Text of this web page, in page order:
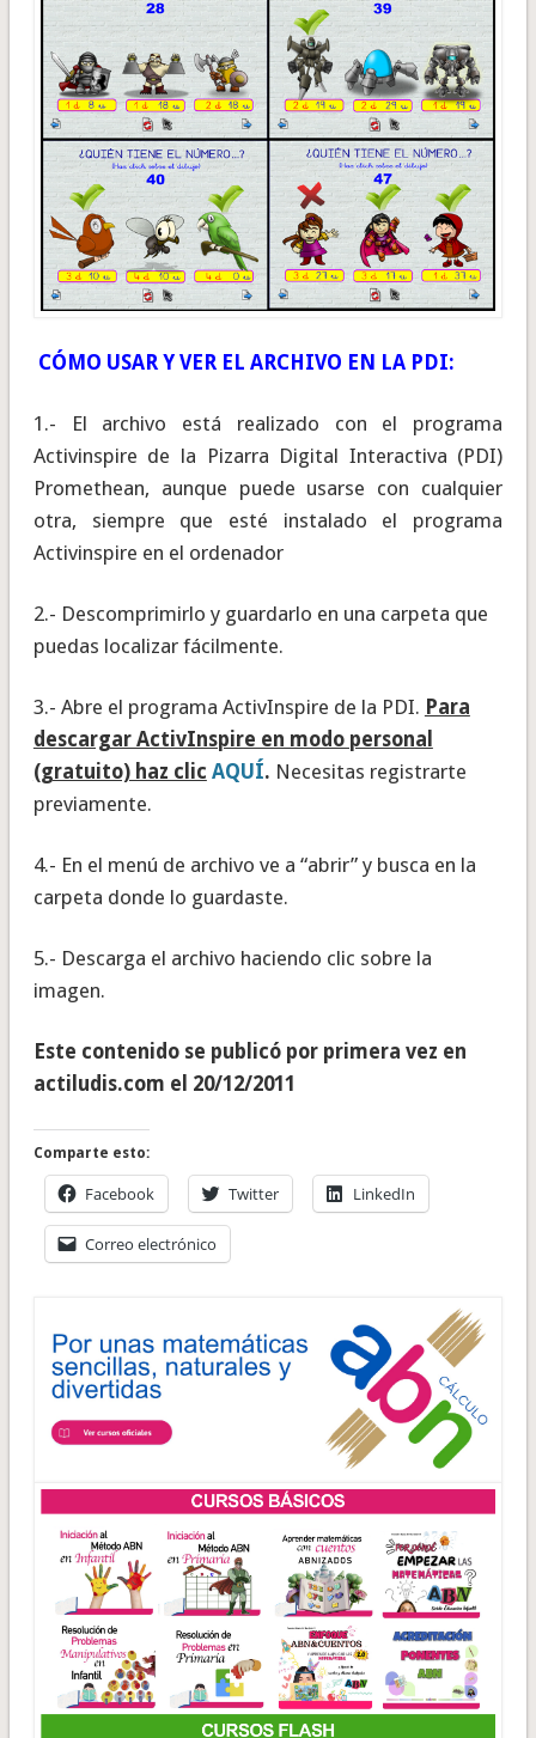
CÓMO USAR Y VER EL ARCHIVO EN LA PDI:
1.- El archivo está realizado con el programa
Activinspire de la Pizarra Digital Interactiva (PDI)
Promethean, aunque puede usarse con cualquier
otra, siempre que esté instalado el programa
Activinspire en el ordenador
2.- Descomprimirlo y guardarlo en una carpeta que
puedas localizar fácilmente.
3.- Abre el programa ActivInspire de la PDI. Para
descargar ActivInspire en modo personal
(gratuito) haz clic AQUÍ. Necesitas registrarte
previamente.
4.- En el menú de archivo ve a “abrir” y busca en la
carpeta donde lo guardaste.
5.- Descarga el archivo haciendo clic sobre la
imagen.
Este contenido se publicó por primera vez en
actiludis.com el 20/12/2011
Comparte esto:
Facebook Twitter LinkedIn
Correo electrónico